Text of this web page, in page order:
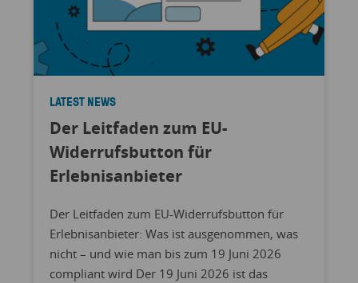
LATEST NEWS
Der Leitfaden zum EU-
Widerrufsbutton für
Erlebnisanbieter
Der Leitfaden zum EU-Widerrufsbutton für
Erlebnisanbieter: Was ist ausgenommen, was
nicht – und wie man bis zum 19 Juni 2026
compliant wird Der 19 Juni 2026 ist das